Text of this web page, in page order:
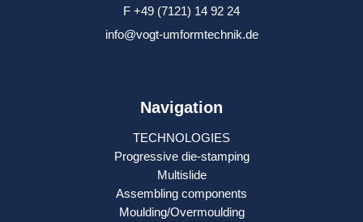
F +49 (7121) 14 92 24
info@vogt-umformtechnik.de
Navigation
TECHNOLOGIES
Progressive die-stamping
Multislide
Assembling components
Moulding/Overmoulding